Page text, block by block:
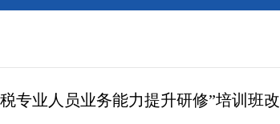
专业人员业务能力提升研修”培训班